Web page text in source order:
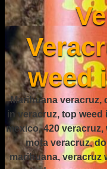
weed
Marihuana veracruz,
in veracruz, top
mexico, 420
mota veracruz,
marihuana, veracruz